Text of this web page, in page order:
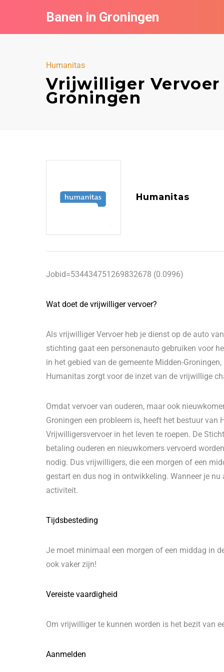
Banen in Groningen
Humanitas
Vrijwilliger Vervoer
Groningen
Humanitas
Jobid=534434751269832678 (0.0996)
Wat doet de vrijwilliger vervoer?
Als vrijwilliger Vervoer heb je dienst op de auto
stichting gaat een personenauto gebruiken voor
in het gebied van de gemeente Midden-
Humanitas zorgt voor de inzet van de vrijwillige
Omdat vervoer van ouderen, maar ook
Groningen een probleem is, heeft het bestuur
Vrijwilligersvervoer in het leven te roepen. De
betaling ouderen en nieuwkomers vervoerd
nodig. Dus vrijwilligers, die een morgen of een
gestart en dus nog in ontwikkeling. Wanneer je
activiteit.
Tijdsbesteding
Je moet minimaal een morgen of een middag in
ook vaker zijn!
Vereiste vaardigheid
Om vrijwilliger te kunnen worden is het bezit van
Aanmelden